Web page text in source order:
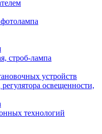
строб-лампа
устройств
освещенности,
технологий